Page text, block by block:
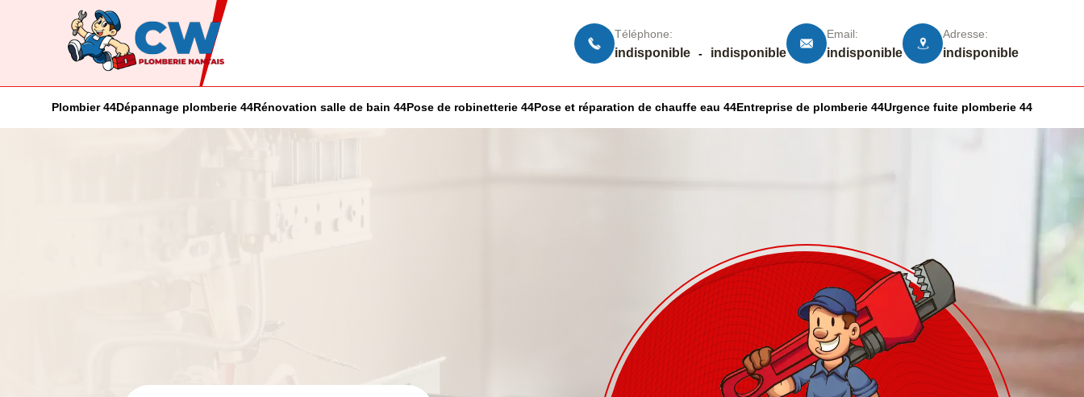
Téléphone:
indisponible - indisponible
Email:
indisponible
Adresse:
indisponible
Plombier 44Dépannage plomberie 44Rénovation salle de bain 44Pose de robinetterie 44Pose et réparation de chauffe eau 44Entreprise de plomberie 44Urgence fuite plomberie 44